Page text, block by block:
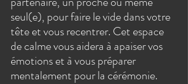
seul(e), pour faire le vide dans votre
tête et vous recentrer. Cet espace
de calme vous aidera à apaiser vos
émotions et à vous préparer
mentalement pour la cérémonie.